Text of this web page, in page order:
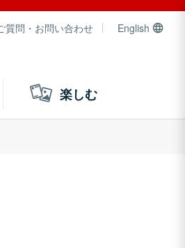
質問・お問い合わせ English
楽しむ